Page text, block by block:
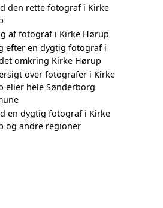
den rette fotograf i Kirke
af fotograf i Kirke Hørup
efter en dygtig fotograf i
omkring Kirke Hørup
over fotografer i Kirke
eller hele Sønderborg
en dygtig fotograf i Kirke
og andre regioner